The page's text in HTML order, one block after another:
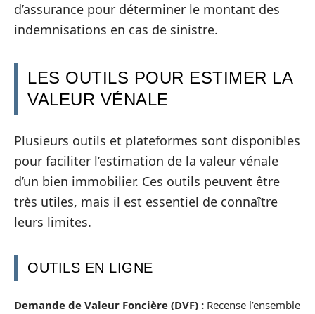
d’assurance pour déterminer le montant des
indemnisations en cas de sinistre.
LES OUTILS POUR ESTIMER LA
VALEUR VÉNALE
Plusieurs outils et plateformes sont disponibles
pour faciliter l’estimation de la valeur vénale
d’un bien immobilier. Ces outils peuvent être
très utiles, mais il est essentiel de connaître
leurs limites.
OUTILS EN LIGNE
Demande de Valeur Foncière (DVF) : Recense l’ensemble